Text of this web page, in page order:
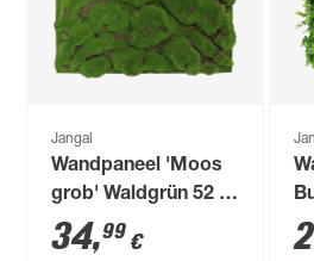
Jangal
Wandpaneel 'Moos
grob' Waldgrün 52 x
52 cm
34,99 €
x